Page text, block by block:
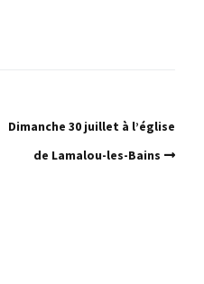
Dimanche 30 juillet à l’église
de Lamalou-les-Bains